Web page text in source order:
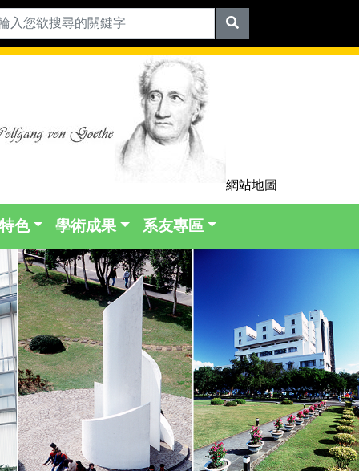
網站地圖
色 學術成果 系友專區